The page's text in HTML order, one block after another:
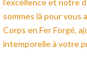
sommes là pour vous
Corps en Fer Forgé,
intemporelle à votre